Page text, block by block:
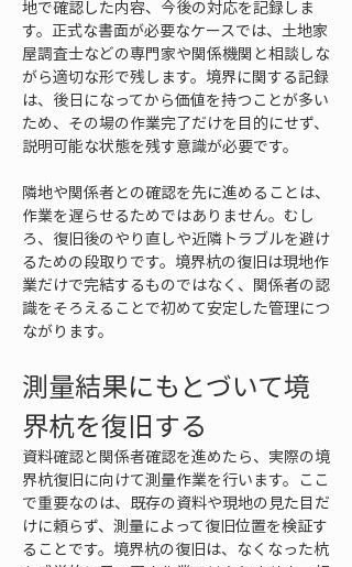
地で確認した内容、今後の対応を記録しま
す。正式な書面が必要なケースでは、土地家
屋調査士などの専門家や関係機関と相談しな
がら適切な形で残します。境界に関する記録
は、後日になってから価値を持つことが多い
ため、その場の作業完了だけを目的にせず、
説明可能な状態を残す意識が必要です。
隣地や関係者との確認を先に進めることは、
作業を遅らせるためではありません。むし
ろ、復旧後のやり直しや近隣トラブルを避け
るための段取りです。境界杭の復旧は現地作
業だけで完結するものではなく、関係者の認
識をそろえることで初めて安定した管理につ
ながります。
測量結果にもとづいて境
界杭を復旧する
資料確認と関係者確認を進めたら、実際の境
界杭復旧に向けて測量作業を行います。ここ
で重要なのは、既存の資料や現地の見た目だ
けに頼らず、測量によって復旧位置を検証す
ることです。境界杭の復旧は、なくなった杭